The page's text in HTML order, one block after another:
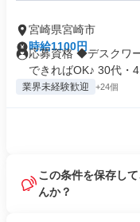
宮崎県宮崎市
時給1100円
応募資格 ◆デスクワ
できればOK♪ 30代・
業界未経験歓迎 +24個
この条件を保存し
んか？